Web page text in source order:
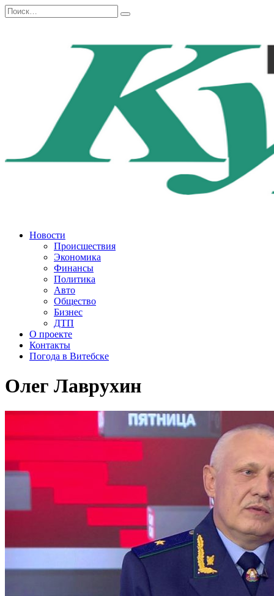
Перейти
к
Search
for:
Новости
Происшествия
Экономика
Финансы
Политика
Авто
Общество
Бизнес
ДТП
О проекте
Контакты
Погода в Витебске
Олег Лаврухин